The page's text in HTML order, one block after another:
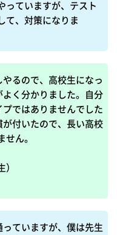
っていますが、テスト
て、対策になりま
るので、高校生になっ
く分かりました。自分
ではありませんでした
付いたので、長い高校
ん。
ていますが、僕は先生